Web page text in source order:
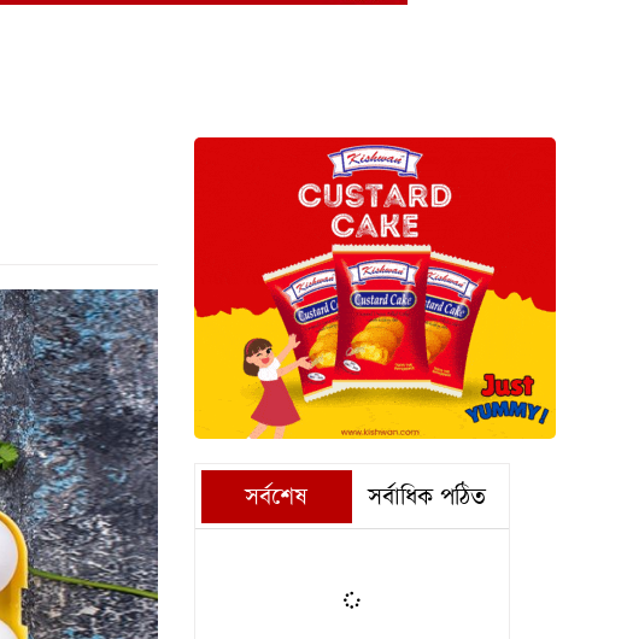
সর্বশেষ সর্বাধিক পঠিত